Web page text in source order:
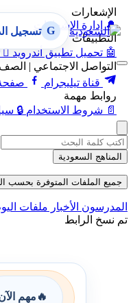
الإشعارات
🔔 إدارة الإشعارات
التطبيقات
🤖 تحميل تطبيق أندرويد 
التواصل الاجتماعي |
قناة تيليجرام
روابط مهمة
📄 شروط الاستخدام 🔒
G تسجيل
المناهج السعودية
جميع الملفات المتوفرة بحسب
المدرسون الأخبار ملفات
تم نسخ الرابط
🔥 مهم